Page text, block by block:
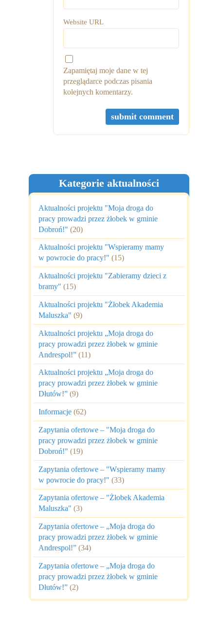
Website URL
Zapamiętaj moje dane w tej
przeglądarce podczas pisania
kolejnych komentarzy.
Kategorie aktualności
Aktualności projektu "Moja droga do
pracy prowadzi przez żłobek w gminie
Dobroń!" (20)
Aktualności projektu "Wspieramy mamy
w powrocie do pracy!" (15)
Aktualności projektu "Zabieramy dzieci z
bramy" (15)
Aktualności projektu "Żłobek Akademia
Maluszka" (9)
Aktualności projektu „Moja droga do
pracy prowadzi przez żłobek w gminie
Andrespol!” (11)
Aktualności projektu „Moja droga do
pracy prowadzi przez żłobek w gminie
Dłutów!” (9)
Informacje (62)
Zapytania ofertowe – "Moja droga do
pracy prowadzi przez żłobek w gminie
Dobroń!" (19)
Zapytania ofertowe – "Wspieramy mamy
w powrocie do pracy!" (33)
Zapytania ofertowe – "Żłobek Akademia
Maluszka" (3)
Zapytania ofertowe – „Moja droga do
pracy prowadzi przez żłobek w gminie
Andrespol!” (34)
Zapytania ofertowe – „Moja droga do
pracy prowadzi przez żłobek w gminie
Dłutów!” (2)